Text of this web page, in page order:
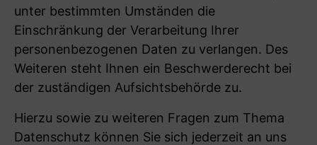
unter bestimmten Umständen die
Einschränkung der Verarbeitung Ihrer
personenbezogenen Daten zu verlangen. Des
Weiteren steht Ihnen ein Beschwerderecht bei
der zuständigen Aufsichtsbehörde zu.
Hierzu sowie zu weiteren Fragen zum Thema
Datenschutz können Sie sich jederzeit an uns